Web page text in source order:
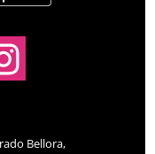
Bellora,